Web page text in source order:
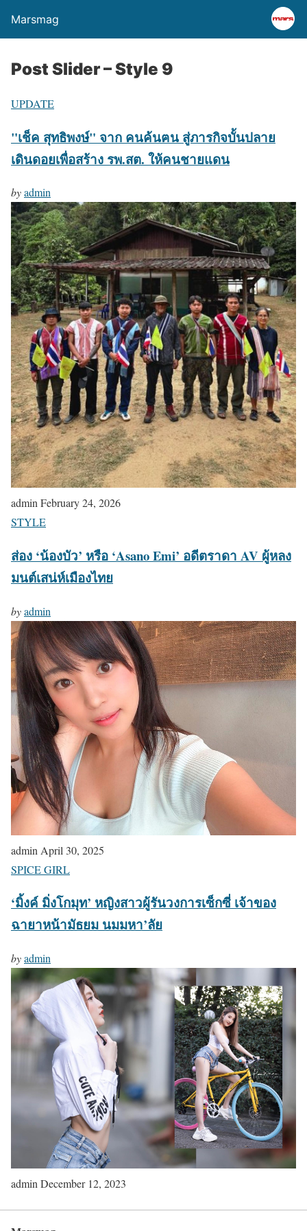
Marsmag
Post Slider – Style 9
UPDATE
"เช็ค สุทธิพงษ์" จาก คนค้นฅน สู่ภารกิจบั้นปลาย
เดินดอยเพื่อสร้าง รพ.สต. ให้คนชายแดน
byadmin
adminFebruary 24, 2026
STYLE
ส่อง ‘น้องบัว’ หรือ ‘Asano Emi’ อดีตราดา AV ผู้หลง
มนต์เสน่ห์เมืองไทย
byadmin
admin April 30, 2025
SPICE GIRL
‘มิ้งค์ มิ่งโกมุท’ หญิงสาวผู้รันวงการเซ็กซี่ เจ้าของ
ฉายาหน้ามัธยม นมมหา’ลัย
byadmin
admin December 12, 2023